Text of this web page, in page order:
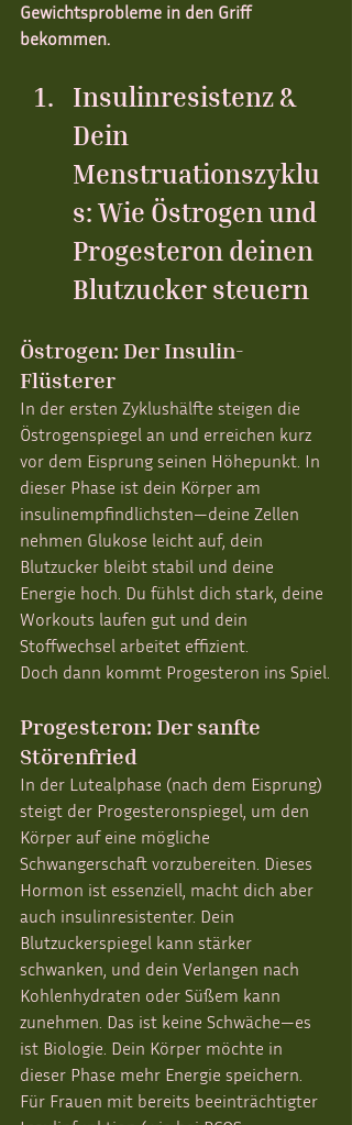
Gewichtsprobleme in den Griff
bekommen.
Insulinresistenz &
Dein
Menstruationszyklu
s: Wie Östrogen und
Progesteron deinen
Blutzucker steuern
Östrogen: Der Insulin-
Flüsterer
In der ersten Zyklushälfte steigen die
Östrogenspiegel an und erreichen kurz
vor dem Eisprung seinen Höhepunkt. In
dieser Phase ist dein Körper am
insulinempfindlichsten—deine Zellen
nehmen Glukose leicht auf, dein
Blutzucker bleibt stabil und deine
Energie hoch. Du fühlst dich stark, deine
Workouts laufen gut und dein
Stoffwechsel arbeitet effizient.
Doch dann kommt Progesteron ins Spiel.
Progesteron: Der sanfte
Störenfried
In der Lutealphase (nach dem Eisprung)
steigt der Progesteronspiegel, um den
Körper auf eine mögliche
Schwangerschaft vorzubereiten. Dieses
Hormon ist essenziell, macht dich aber
auch insulinresistenter. Dein
Blutzuckerspiegel kann stärker
schwanken, und dein Verlangen nach
Kohlenhydraten oder Süßem kann
zunehmen. Das ist keine Schwäche—es
ist Biologie. Dein Körper möchte in
dieser Phase mehr Energie speichern.
Für Frauen mit bereits beeinträchtigter